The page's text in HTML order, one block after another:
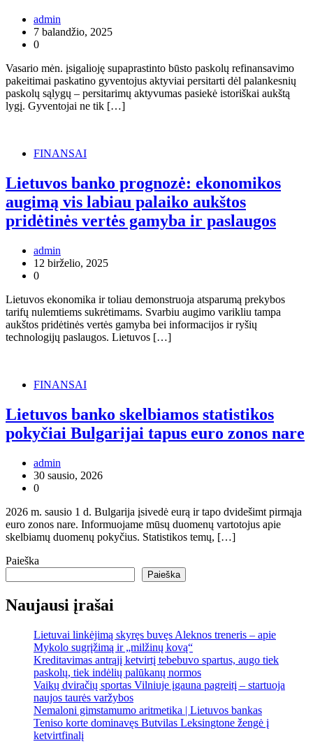
admin
7 balandžio, 2025
0
Vasario mėn. įsigalioję supaprastinto būsto paskolų refinansavimo
pakeitimai paskatino gyventojus aktyviai persitarti dėl palankesnių
paskolų sąlygų – persitarimų aktyvumas pasiekė istoriškai aukštą
lygį. Gyventojai ne tik […]
FINANSAI
Lietuvos banko prognozė: ekonomikos
augimą vis labiau palaiko aukštos
pridėtinės vertės gamyba ir paslaugos
admin
12 birželio, 2025
0
Lietuvos ekonomika ir toliau demonstruoja atsparumą prekybos
tarifų nulemtiems sukrėtimams. Svarbiu augimo varikliu tampa
aukštos pridėtinės vertės gamyba bei informacijos ir ryšių
technologijų paslaugos. Lietuvos […]
FINANSAI
Lietuvos banko skelbiamos statistikos
pokyčiai Bulgarijai tapus euro zonos nare
admin
30 sausio, 2026
0
2026 m. sausio 1 d. Bulgarija įsivedė eurą ir tapo dvidešimt pirmąja
euro zonos nare. Informuojame mūsų duomenų vartotojus apie
skelbiamų duomenų pokyčius. Statistikos temų, […]
Paieška
Paieška
Naujausi įrašai
Lietuvai linkėjimą skyręs buvęs Aleknos treneris – apie
Mykolo sugrįžimą ir „milžinų kovą“
Kreditavimas antrąjį ketvirtį tebebuvo spartus, augo tiek
paskolų, tiek indėlių palūkanų normos
Vaikų dviračių sportas Vilniuje įgauna pagreitį – startuoja
naujos taurės varžybos
Nemaloni gimstamumo aritmetika | Lietuvos bankas
Teniso korte dominavęs Butvilas Leksingtone žengė į
ketvirtfinalį